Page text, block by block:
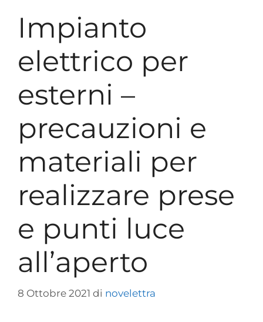
Impianto
elettrico per
esterni –
precauzioni e
materiali per
realizzare prese
e punti luce
all’aperto
8 Ottobre 2021 di novelettra